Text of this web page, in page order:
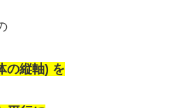
の縦軸) を